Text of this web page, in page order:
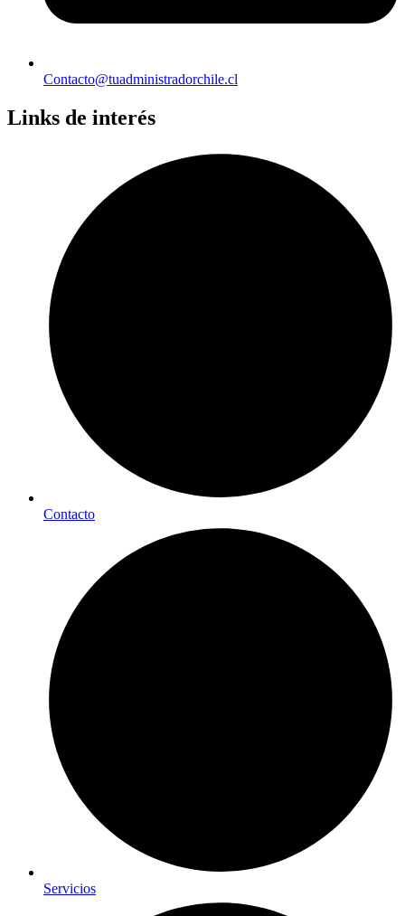
Contacto@tuadministradorchile.cl
Links de interés
Contacto
Servicios